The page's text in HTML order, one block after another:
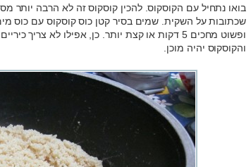
בואו נתחיל עם הקוסקוס. להכין קוסקוס זה לא הרבה יותר
שכתובות על השקית. שמים בסיר קטן כוס קוסקוס עם כוס
והקוסקוס יהיה מוכן.